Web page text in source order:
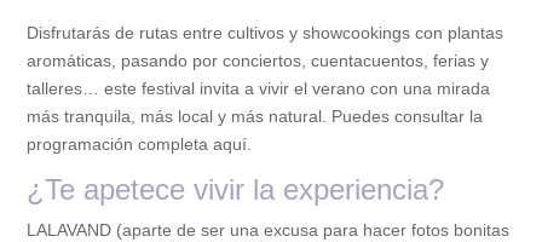
Disfrutarás de rutas entre cultivos y showcookings con plantas
aromáticas, pasando por conciertos, cuentacuentos, ferias y
talleres… este festival invita a vivir el verano con una mirada
más tranquila, más local y más natural. Puedes consultar la
programación completa aquí.
¿Te apetece vivir la experiencia?
LALAVAND (aparte de ser una excusa para hacer fotos bonitas